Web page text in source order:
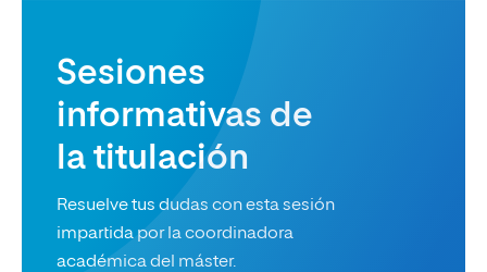
Sesiones
informativas de
la titulación
Resuelve tus dudas con esta sesión
impartida por la coordinadora
académica del máster.